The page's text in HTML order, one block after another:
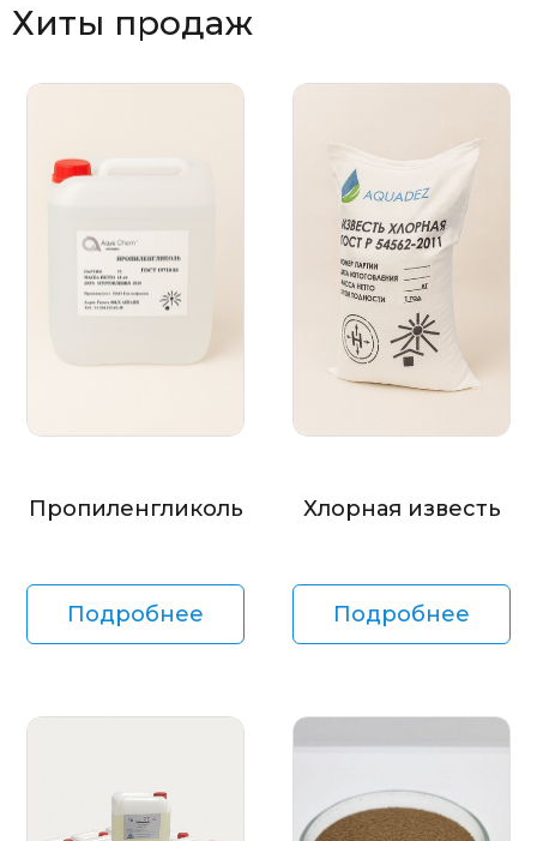
Хиты продаж
Пропиленгликоль
Подробнее
Хлорная известь
Подробнее